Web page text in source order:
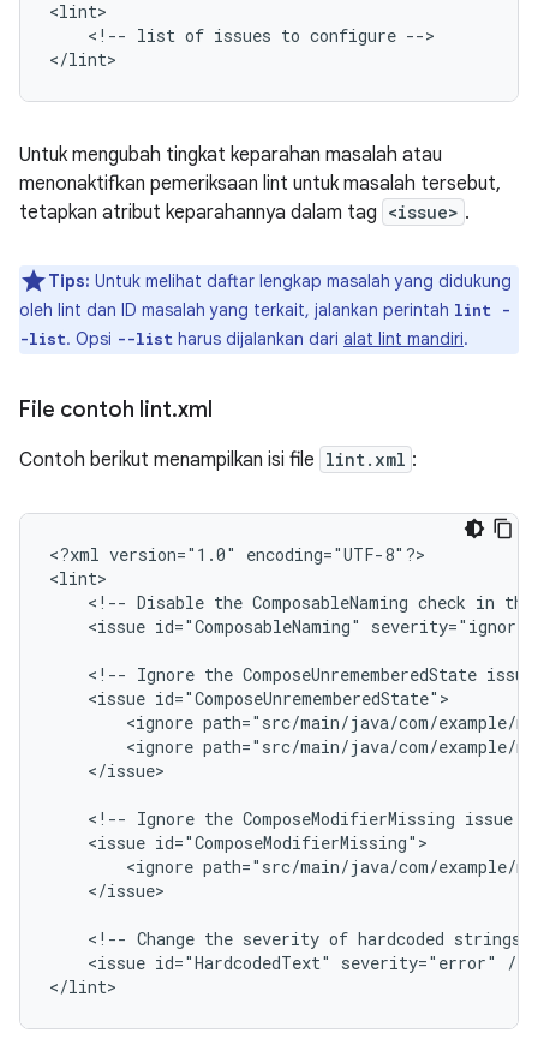
<!-- list of issues to configure -->
</lint>
Untuk mengubah tingkat keparahan masalah atau
menonaktifkan pemeriksaan lint untuk masalah tersebut,
tetapkan atribut keparahannya dalam tag <issue> .
Tips: Untuk melihat daftar lengkap masalah yang didukung
oleh lint dan ID masalah yang terkait, jalankan perintah lint -
-list. Opsi --list harus dijalankan dari alat lint mandiri.
File contoh lint.xml
Contoh berikut menampilkan isi file lint.xml :
<?xml version="1.0"
encoding="UTF-8"?>
<!-- Disable the ComposableNaming check in
<issue id="ComposableNaming" severity="ignore"
<!-- Ignore the ComposeUnrememberedState issue
<issue
<ignore path="src/main/java/com/example/
<ignore path="src/main/java/com/example/
</issue>
<!-- Ignore the ComposeModifierMissing issue
<issue
<ignore path="src/main/java/com/example/
</issue>
<!-- Change the severity of hardcoded strings
<issue id="HardcodedText" severity="error"
/>
</lint>